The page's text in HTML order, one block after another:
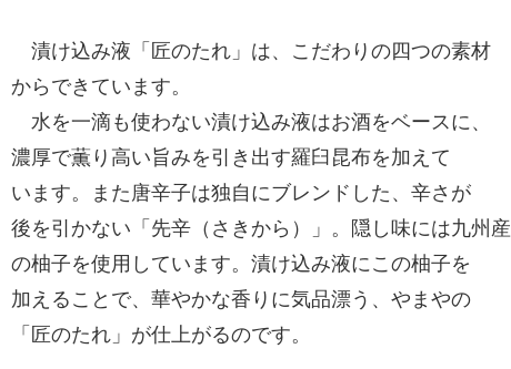
漬け込み液「匠のたれ」は、こだわりの四つの素材
からできています。
水を一滴も使わない漬け込み液はお酒をベースに、
濃厚で薫り高い旨みを引き出す羅臼昆布を加えて
います。また唐辛子は独自にブレンドした、辛さが
後を引かない「先辛（さきから）」。隠し味には九州産
の柚子を使用しています。漬け込み液にこの柚子を
加えることで、華やかな香りに気品漂う、やまやの
「匠のたれ」が仕上がるのです。